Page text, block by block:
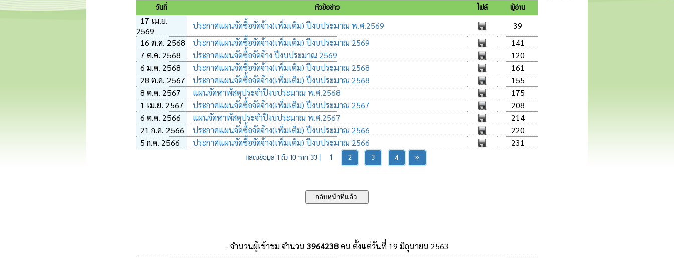
วันที่ หัวข้อข่าว ไฟล์ ผู้อ่าน
17 เม.ย.
2569
ประกาศแผนจัดซื้อจัดจ้าง(เพิ่มเติม) ปีงบประมาณ พ.ศ.2569
39
16 ต.ค. 2568
ประกาศแผนจัดซื้อจัดจ้าง(เพิ่มเติม) ปีงบประมาณ 2569
141
7 ต.ค. 2568
ประกาศแผนจัดซื้อจัดจ้าง ปีงบประมาณ 2569
120
6 ม.ค. 2568
ประกาศแผนจัดซื้อจัดจ้าง(เพิ่มเติม) ปีงบประมาณ 2568
161
28 ต.ค. 2567
ประกาศแผนจัดซื้อจัดจ้าง(เพิ่มเติม) ปีงบประมาณ 2568
155
8 ต.ค. 2567
แผนจัดหาพัสดุประจำปีงบประมาณ พ.ศ.2568
175
1 เม.ย. 2567
ประกาศแผนจัดซื้อจัดจ้าง(เพิ่มเติม) ปีงบประมาณ 2567
208
6 ต.ค. 2566
แผนจัดหาพัสดุประจำปีงบประมาณ พ.ศ.2567
214
21 ก.ค. 2566
ประกาศแผนจัดซื้อจัดจ้าง(เพิ่มเติม) ปีงบประมาณ 2566
220
5 ก.ค. 2566
ประกาศแผนจัดซื้อจัดจ้าง(เพิ่มเติม) ปีงบประมาณ 2566 231
แสดงข้อมูล 1 ถึง 10 จาก 33 |1 2 3 4 »
- จำนวนผู้เข้าชม จำนวน 3964238คน ตั้งแต่วันที่ 19 มิถุนายน 2563